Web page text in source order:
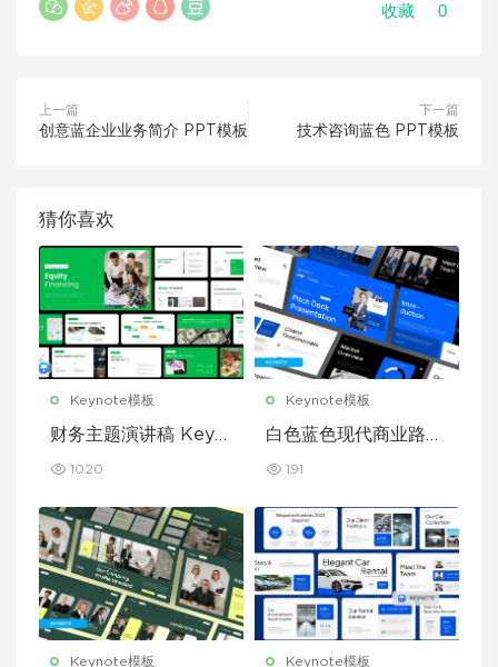
收藏 0
上一篇
创意蓝企业业务简介 PPT模板
下一篇
技术咨询蓝色 PPT模板
猜你喜欢
Keynote模板
财务主题演讲稿 Keyn
1020
Keynote模板
白色蓝色现代商业路演
板
191
Keynote模板 Keynote模板